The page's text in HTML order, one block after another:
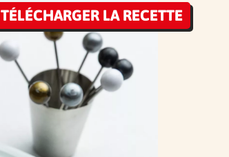
TÉLÉCHARGER LA RECETTE